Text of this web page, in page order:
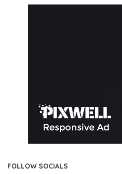
FOLLOW SOCIALS